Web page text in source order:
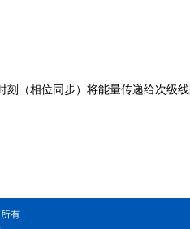
（相位同步）将能量传递给次级
有